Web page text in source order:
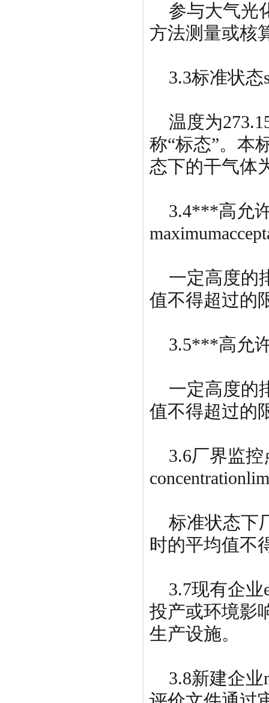
参与大气光
方法测量或核
3.3标准状态
温度为
称“标态”。本
态下的干气体
3.4***高允
一定高度的
值不得超过的
3.5***高允许
一定高度的
值不得超过的
3.6厂界监控
标准状态下
时的平均值不
3.7现有企业
投产或环境影
生产设施。
3.8新建企业